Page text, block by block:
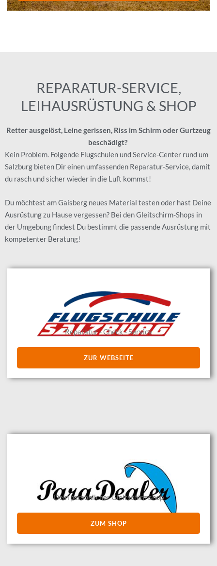
REPARATUR-SERVICE,
LEIHAUSRÜSTUNG & SHOP
Retter ausgelöst, Leine gerissen, Riss im Schirm oder Gurtzeug
beschädigt?
Kein Problem. Folgende Flugschulen und Service-Center rund um
Salzburg bieten Dir einen umfassenden Reparatur-Service, damit
du rasch und sicher wieder in die Luft kommst!
Du möchtest am Gaisberg neues Material testen oder hast Deine
Ausrüstung zu Hause vergessen? Bei den Gleitschirm-Shops in
der Umgebung findest Du bestimmt die passende Ausrüstung mit
kompetenter Beratung!
Reparatur - Check - Service
ZUR WEBSEITE
Dein persönlicher Gleitschirmshop
ZUM SHOP